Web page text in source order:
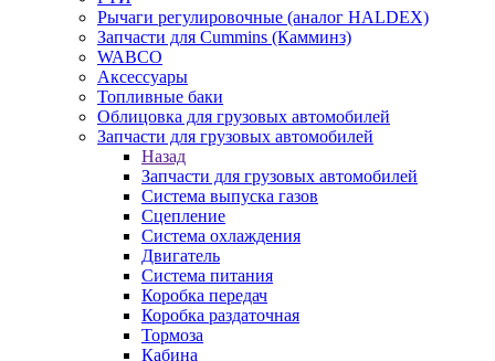
Рычаги регулировочные (аналог HALDEX)
Запчасти для Cummins (Камминз)
WABCO
Аксессуары
Топливные баки
Облицовка для грузовых автомобилей
Запчасти для грузовых автомобилей
Назад
Запчасти для грузовых автомобилей
Система выпуска газов
Сцепление
Система охлаждения
Двигатель
Система питания
Коробка передач
Коробка раздаточная
Тормоза
Кабина